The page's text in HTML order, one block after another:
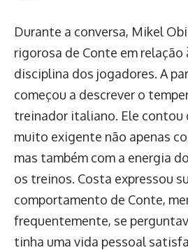
Durante a conversa, Mikel
rigorosa de Conte em relação
disciplina dos jogadores. A
começou a descrever o
treinador italiano. Ele contou
muito exigente não apenas
mas também com a energia
os treinos. Costa expressou
comportamento de Conte,
frequentemente, se
tinha uma vida pessoal